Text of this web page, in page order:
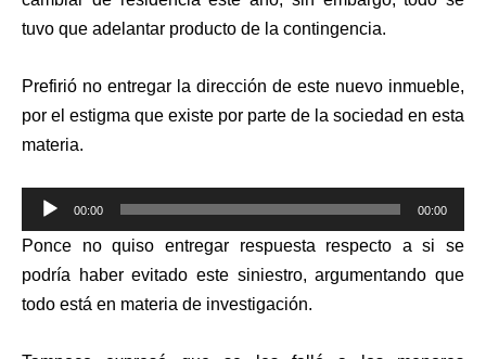
tuvo que adelantar producto de la contingencia.
Prefirió no entregar la dirección de este nuevo inmueble,
por el estigma que existe por parte de la sociedad en esta
materia.
Reproductor
de
audio
00:00 00:00
Ponce no quiso entregar respuesta respecto a si se
podría haber evitado este siniestro, argumentando que
todo está en materia de investigación.